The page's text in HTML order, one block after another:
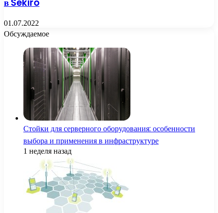
в Sekiro
01.07.2022
Обсуждаемое
Стойки для серверного оборудования: особенности
выбора и применения в инфраструктуре
1 неделя назад